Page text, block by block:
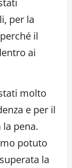
per la
il
ai
molto
e per il
pena.
potuto
la